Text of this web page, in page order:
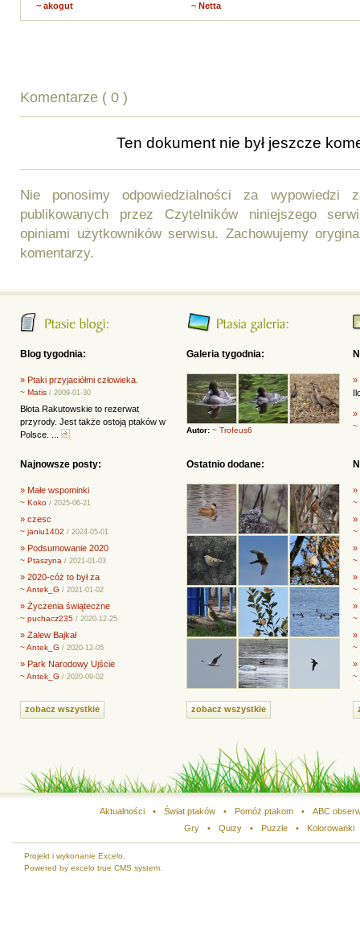
~ akogut ~ Netta
Komentarze ( 0 )
Ten dokument nie był jeszcze
Nie ponosimy odpowiedzialności za wypowiedzi
publikowanych przez Czytelników niniejszego
opiniami użytkowników serwisu. Zachowujemy
komentarzy.
Blog tygodnia:
» Ptaki przyjaciółmi człowieka.
~ Matis / 2009-01-30
Błota Rakutowskie to rezerwat
przyrody. Jest także ostoją ptaków w
Polsce. ...
Najnowsze posty:
» Małe wspominki
~ Koko / 2025-06-21
» czesc
~ janiu1402 / 2024-05-01
» Podsumowanie 2020
~ Ptaszyna / 2021-01-03
» 2020-cóż to był za
~ Antek_G / 2021-01-02
» Życzenia świąteczne
~ puchacz235 / 2020-12-25
» Zalew Bajkał
~ Antek_G / 2020-12-05
» Park Narodowy Ujście
~ Antek_G / 2020-09-02
zobacz wszystkie
Galeria tygodnia:
Autor: ~ Trofeus6
Ostatnio dodane:
zobacz wszystkie
»
»
~
»
~
»
~
»
~
»
~
»
~
»
~
»
~
Aktualności • Świat ptaków • Pomóż ptakom •
ABC
Gry
• Quizy • Puzzle • Kolorowanki
Projekt i wykonanie Excelo.
Powered by excelo true CMS system.